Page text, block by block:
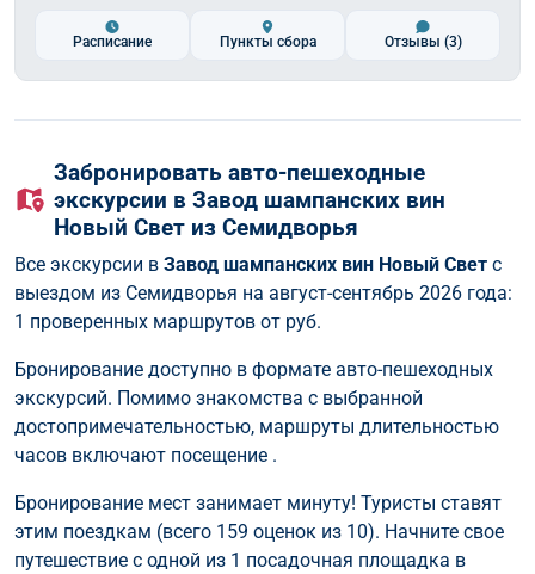
Расписание Пункты сбора Отзывы (3)
Забронировать авто-пешеходные
экскурсии в Завод шампанских вин
Новый Свет из Семидворья
Все экскурсии в Завод шампанских вин Новый Свет с
выездом из Семидворья на август-сентябрь 2026 года:
1 проверенных маршрутов от руб.
Бронирование доступно в формате авто-пешеходных
экскурсий. Помимо знакомства с выбранной
достопримечательностью, маршруты длительностью
часов включают посещение .
Бронирование мест занимает минуту! Туристы ставят
этим поездкам (всего 159 оценок из 10). Начните свое
путешествие с одной из 1 посадочная площадка в